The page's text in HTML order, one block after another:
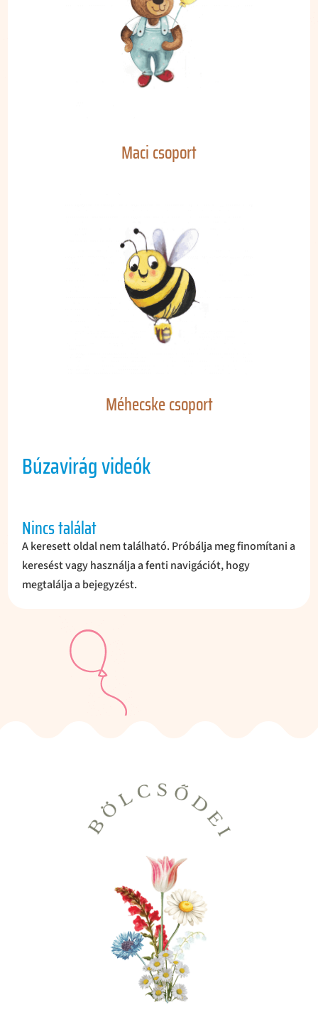
Maci csoport
Méhecske csoport
Búzavirág videók
Nincs találat
A keresett oldal nem található. Próbálja meg finomítani a
keresést vagy használja a fenti navigációt, hogy
megtalálja a bejegyzést.